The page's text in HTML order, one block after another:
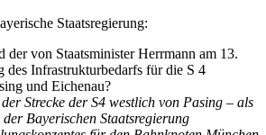
Staatsregierung:
der von Staatsminister Herrmann am 13.
des Infrastrukturbedarfs für die S 4
und Eichenau?
Strecke der S4 westlich von Pasing – als
Bayerischen Staatsregierung